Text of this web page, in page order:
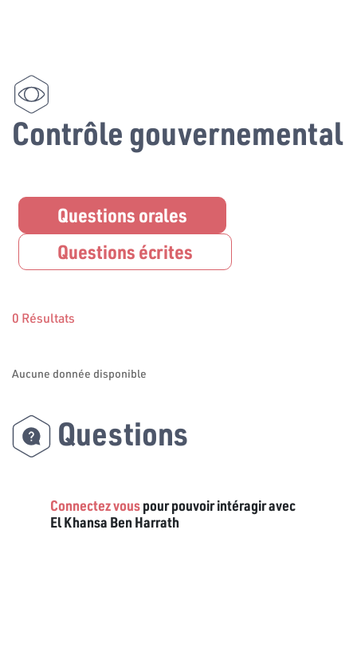
Contrôle gouvernemental
Questions orales
Questions écrites
0 Résultats
Aucune donnée disponible
Questions
Connectez vouspour pouvoir intéragir avec
El Khansa Ben Harrath